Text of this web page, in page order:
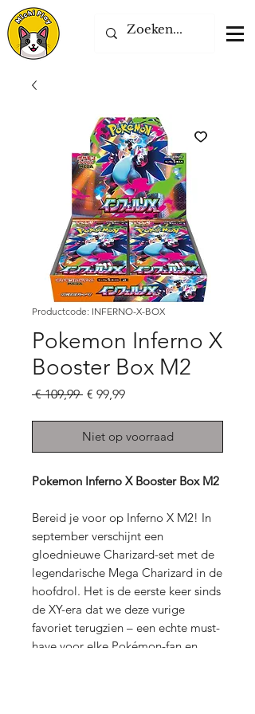
Productcode: INFERNO-X-BOX
Pokemon Inferno X
Booster Box M2
€ 109,99 Normale
€ 99,99Verkoopprijs
Niet op voorraad
Pokemon Inferno X Booster Box M2
Bereid je voor op Inferno X M2! In
september verschijnt een
gloednieuwe Charizard-set met de
legendarische Mega Charizard in de
hoofdrol. Het is de eerste keer sinds
de XY-era dat we deze vurige
favoriet terugzien – een echte must-
have voor elke Pokémon-fan en